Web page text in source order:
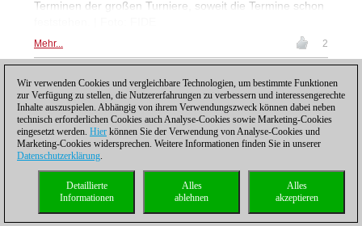
Terminen der großen Turniere, soweit die Termine schon
Mehr... 2
1
Datenschutzhinweis| Kontakt| |Lizenzen
Compliance Hotline|
coldest news
Wir verwenden Cookies und vergleichbare Technologien, um bestimmte Funktionen
zur Verfügung zu stellen, die Nutzererfahrungen zu verbessern und interessengerechte
Inhalte auszuspielen. Abhängig von ihrem Verwendungszweck können dabei neben
technisch erforderlichen Cookies auch Analyse-Cookies sowie Marketing-Cookies
eingesetzt werden. Hier können Sie der Verwendung von Analyse-Cookies und
Marketing-Cookies widersprechen. Weitere Informationen finden Sie in unserer
Datenschutzerklärung.
Alles
akzeptieren
Alles
ablehnen
Detaillierte
Informationen